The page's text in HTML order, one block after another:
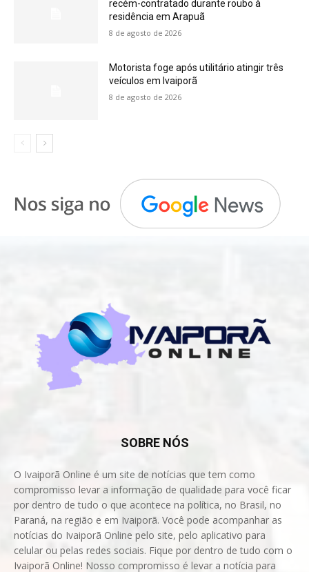
recém-contratado durante roubo à
residência em Arapuã
8 de agosto de 2026
Motorista foge após utilitário atingir três
veículos em Ivaiporã
8 de agosto de 2026
SOBRE NÓS
O Ivaiporã Online é um site de notícias que tem como
compromisso levar a informação de qualidade para você ficar
por dentro de tudo o que acontece na política, no Brasil, no
Paraná, na região e em Ivaiporã. Você pode acompanhar as
notícias do Ivaiporã Online pelo site, pelo aplicativo para
celular ou pelas redes sociais. Fique por dentro de tudo com o
Ivaiporã Online! Nosso compromisso é levar a notícia para